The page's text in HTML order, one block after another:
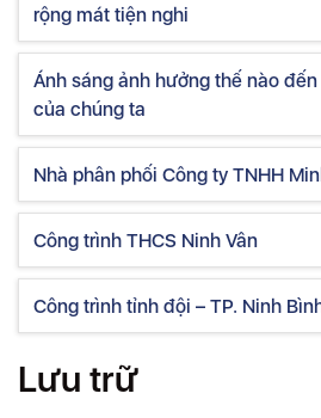
rộng mát tiện nghi
Ánh sáng ảnh hưởng thế nào
của chúng ta
Nhà phân phối Công ty TNHH
Công trình THCS Ninh Vân
Công trình tỉnh đội – TP. Ninh
Lưu trữ